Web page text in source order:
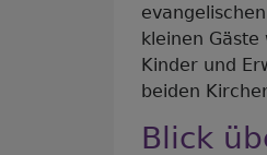
kleinen
Kinder und
beiden
Blick